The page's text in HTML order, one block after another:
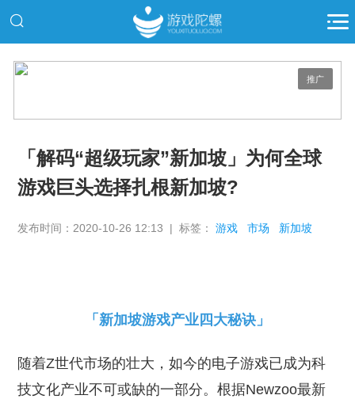
推广
「解码“超级玩家”新加坡」为何全球
游戏巨头选择扎根新加坡?
发布时间：2020-10-26 12:13 | 标签：游戏 市场 新加坡
「新加坡游戏产业四大秘诀」
随着Z世代市场的壮大，如今的电子游戏已成为科
技文化产业不可或缺的一部分。根据Newzoo最新